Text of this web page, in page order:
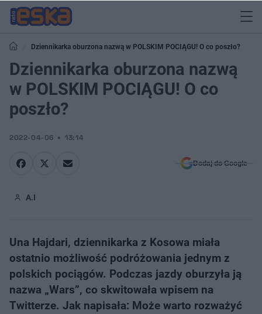
Dziennikarka oburzona nazwą w POLSKIM POCIĄGU! O co poszło?
Dziennikarka oburzona nazwą
w POLSKIM POCIĄGU! O co
poszło?
2022-04-06 13:14
Dodaj do Google
A.I
Una Hajdari, dziennikarka z Kosowa miała
ostatnio możliwość podróżowania jednym z
polskich pociągów. Podczas jazdy oburzyła ją
nazwa „Wars”, co skwitowała wpisem na
Twitterze. Jak napisała: Może warto rozważyć